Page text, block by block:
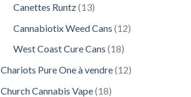
Canettes Runtz 1313
Cannabiotix Weed Cans 1212
West Coast Cure Cans 1818
Chariots Pure One à vendre 1212
Church Cannabis Vape 1818